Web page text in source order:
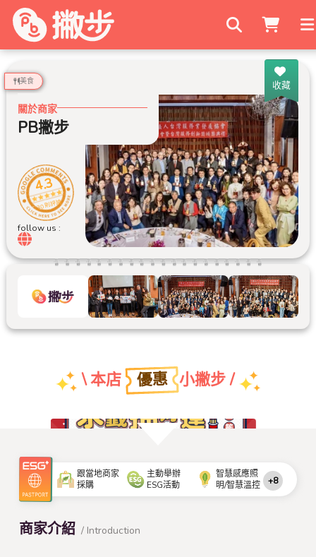
搜尋商家
收藏
美食
關於商家
PB撇步
4.3
30 則評論
follow us :
\ 本店 優惠 小撇步 /
AI IMPACT：活動抽獎4/28
查看更多活動資訊
跟當地商家
採購
主動舉辦
ESG活動
智慧感應照
明/智慧溫控
+8
商家介紹 / Introduction